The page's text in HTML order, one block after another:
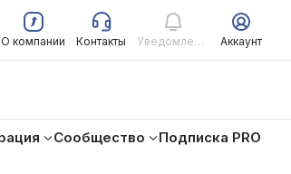
О компании Контакты Уведомления Аккаунт
Сообщество
Подписка PRO